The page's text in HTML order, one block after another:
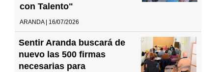
con Talento"
ARANDA | 16/07/2026
Sentir Aranda buscará de
nuevo las 500 firmas
necesarias para